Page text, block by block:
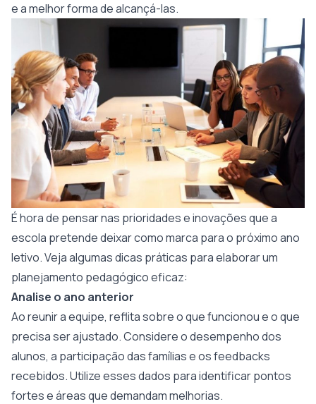
e a melhor forma de alcançá-las.
É hora de pensar nas prioridades e inovações que a
escola pretende deixar como marca para o próximo ano
letivo. Veja algumas dicas práticas para elaborar um
planejamento pedagógico eficaz:
Analise o ano anterior
Ao reunir a equipe, reflita sobre o que funcionou e o que
precisa ser ajustado. Considere o desempenho dos
alunos, a participação das famílias e os feedbacks
recebidos. Utilize esses dados para identificar pontos
fortes e áreas que demandam melhorias.